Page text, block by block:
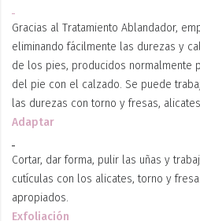
Gracias al Tratamiento Ablandador,
eliminando fácilmente las durezas y
de los pies, producidos normalmente
del pie con el calzado. Se puede
las durezas con torno y fresas,
Adaptar
Cortar, dar forma, pulir las uñas y
cutículas con los alicates, torno y
apropiados.
Exfoliación